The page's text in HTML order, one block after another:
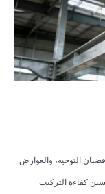
التوجيه، والعوارض
كفاءة التركيب